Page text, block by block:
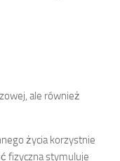
ale również
życia korzystnie
fizyczna stymuluje